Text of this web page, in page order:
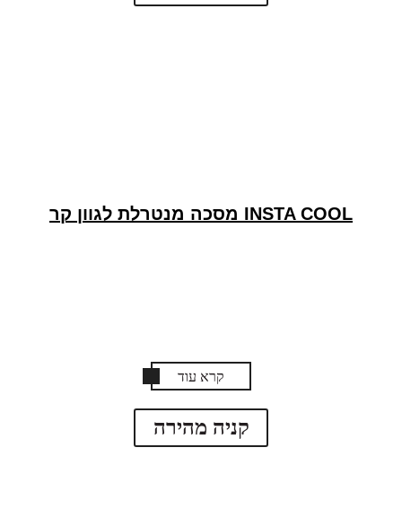
INSTA COOL מסכה מנטרלת לגוון קר
קרא עוד
קניה מהירה